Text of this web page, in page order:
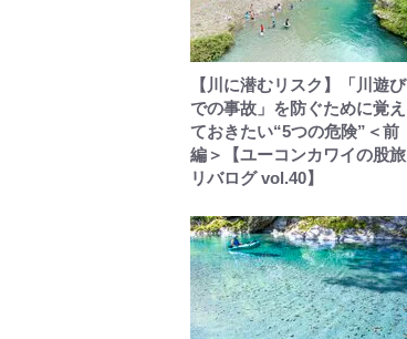
【川に潜むリスク】「川遊び
での事故」を防ぐために覚え
ておきたい“5つの危険”＜前
編＞【ユーコンカワイの股旅
リバログ vol.40】